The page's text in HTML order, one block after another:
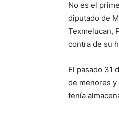
No es el
diputado de
Texmelucan,
contra de su
El pasado 31
de menores y
tenía